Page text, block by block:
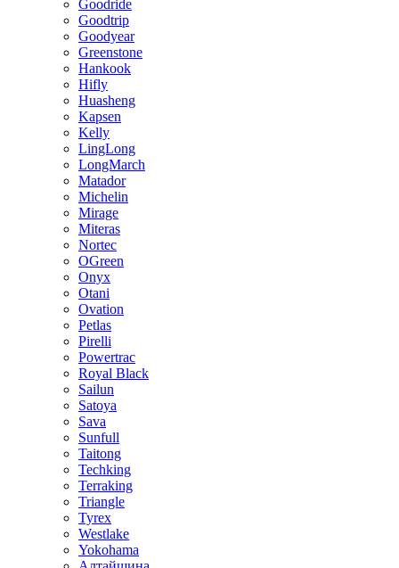
Goodride
Goodtrip
Goodyear
Greenstone
Hankook
Hifly
Huasheng
Kapsen
Kelly
LingLong
LongMarch
Matador
Michelin
Mirage
Miteras
Nortec
OGreen
Onyx
Otani
Ovation
Petlas
Pirelli
Powertrac
Royal Black
Sailun
Satoya
Sava
Sunfull
Taitong
Techking
Terraking
Triangle
Tyrex
Westlake
Yokohama